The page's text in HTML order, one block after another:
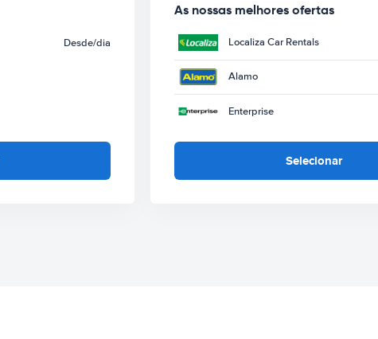
Desde/dia
As nossas melhores ofertas
Localiza Car Rentals
Alamo
Enterprise
Selecionar